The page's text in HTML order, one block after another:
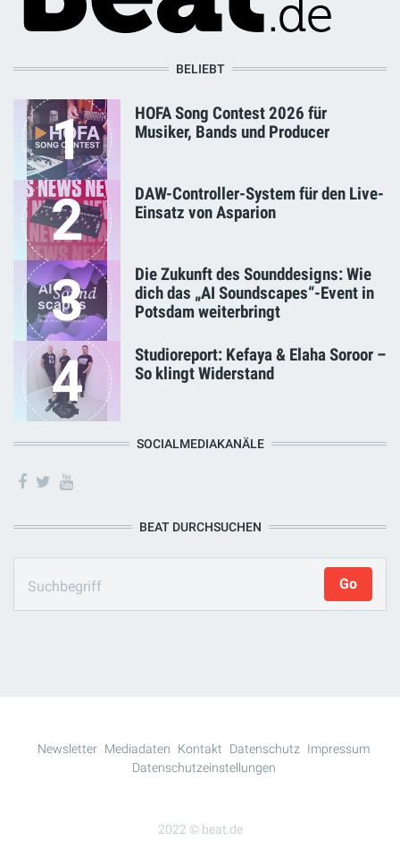
BELIEBT
1
HOFA Song Contest 2026 für
Musiker, Bands und Producer
2
DAW-Controller-System für den Live-
Einsatz von Asparion
3
Die Zukunft des Sounddesigns: Wie
dich das „AI Soundscapes“-Event in
Potsdam weiterbringt
4
Studioreport: Kefaya & Elaha Soroor –
So klingt Widerstand
SOCIALMEDIAKANÄLE
BEAT DURCHSUCHEN
2022 © beat.de
Newsletter Mediadaten Kontakt Datenschutz Impressum
Datenschutzeinstellungen